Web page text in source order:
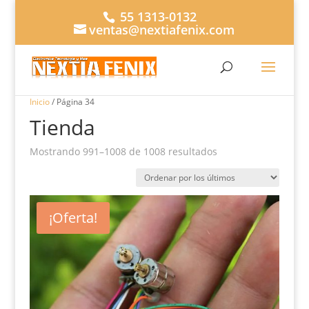
55 1313-0132
ventas@nextiafenix.com
Inicio/ Página 34
Tienda
Mostrando 991–1008 de 1008 resultadosOrdenado
los
últimos
¡Oferta!